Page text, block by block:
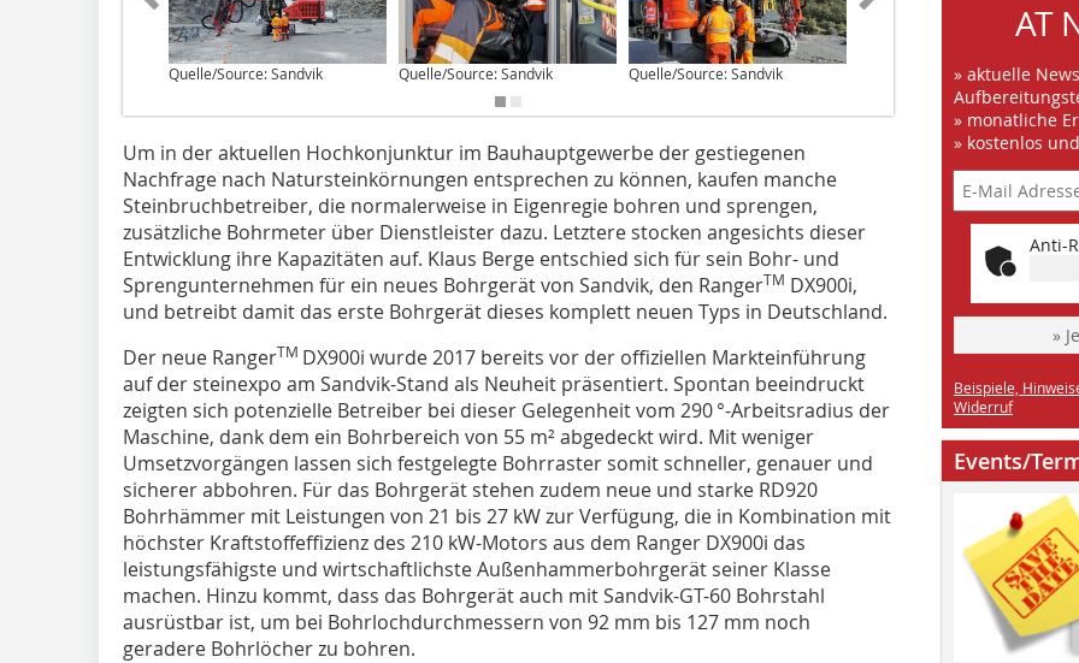
Quelle/Source: Sandvik Quelle/Source: Sandvik Quelle/Source: Sandvik Quelle/Source: Sandvik
U‌m in der aktuellen Hochkonjunktur im Bauhauptgewerbe der gestiegenen
Nachfrage nach Natursteinkörnungen entsprechen zu können, kaufen manche
Steinbruchbetreiber, die normalerweise in Eigenregie bohren und sprengen,
zusätzliche Bohrmeter über Dienstleister dazu. Letztere stocken angesichts dieser
Entwicklung ihre Kapazitäten auf. Klaus Berge entschied sich für sein Bohr- und
Sprengunternehmen für ein neues Bohrgerät von Sandvik, den RangerTM DX900i,
und betreibt damit das erste Bohrgerät dieses komplett neuen Typs in Deutschland.
Der neue RangerTM DX900i wurde 2017 bereits vor der offiziellen Markteinführung
auf der steinexpo am Sandvik-Stand als Neuheit präsentiert. Spontan beeindruckt
zeigten sich potenzielle Betreiber bei dieser Gelegenheit vom 290 °-Arbeitsradius der
Maschine, dank dem ein Bohrbereich von 55 m² abgedeckt wird. Mit weniger
Umsetzvorgängen lassen sich festgelegte Bohrraster somit schneller, genauer und
sicherer abbohren. Für das Bohrgerät stehen zudem neue und starke RD920
Bohrhämmer mit Leistungen von 21 bis 27 kW zur Verfügung, die in Kombination mit
höchster Kraftstoffeffizienz des 210 kW-Motors aus dem Ranger DX900i das
leistungsfähigste und wirtschaftlichste Außenhammerbohrgerät seiner Klasse
machen. Hinzu kommt, dass das Bohrgerät auch mit Sandvik-GT-60 Bohrstahl
ausrüstbar ist, um bei Bohrlochdurchmessern von 92 mm bis 127 mm noch
geradere Bohrlöcher zu bohren.
AT
» aktuelle
» monatliche
» kostenlos
Anti-
»
Beispiele,
Widerruf
Events/